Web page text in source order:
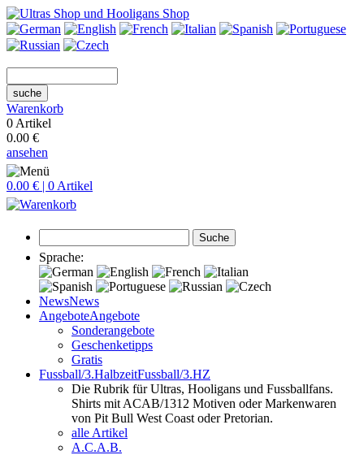
suche
Warenkorb
0 Artikel
0.00 €
ansehen
0.00 € | 0 Artikel
Suche
Sprache:
NewsNews
AngeboteAngebote
Sonderangebote
Geschenketipps
Gratis
Fussball/3.HalbzeitFussball/3.HZ
Die Rubrik für Ultras, Hooligans und Fussballfans.
Shirts mit ACAB/1312 Motiven oder Markenwaren
von Pit Bull West Coast oder Pretorian.
alle Artikel
A.C.A.B.